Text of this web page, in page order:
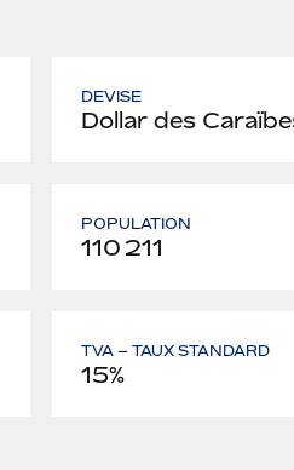
DEVISE
Dollar des
POPULATION
110 211
TVA – TAUX STANDARD
15%